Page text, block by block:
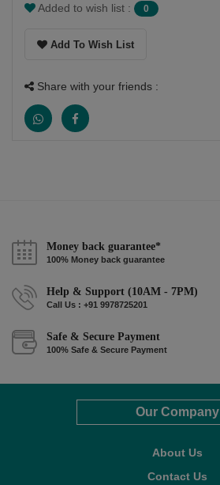
Added to wish list : 0
Add To Wish List
Share with your friends :
Money back guarantee*
100% Money back guarantee
Help & Support (10AM - 7PM)
Call Us : +91 9978725201
Safe & Secure Payment
100% Safe & Secure Payment
Our Company
About Us
Contact Us